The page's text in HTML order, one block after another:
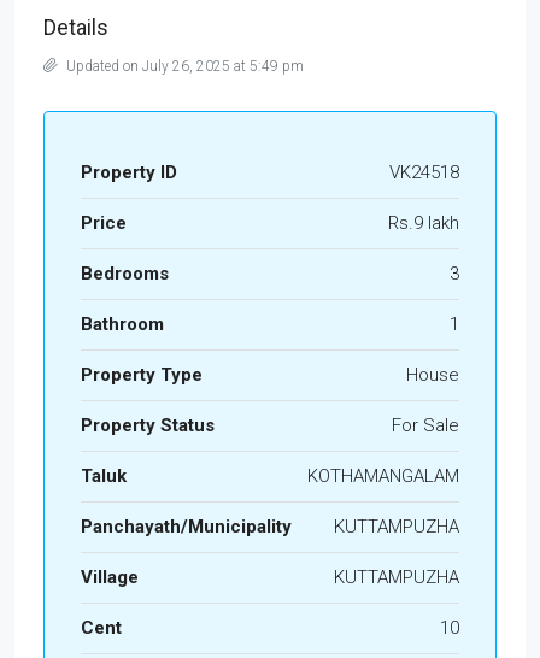
Details
Updated on July 26, 2025 at 5:49 pm
Property ID VK24518
Price Rs.9 lakh
Bedrooms 3
Bathroom 1
Property Type House
Property Status For Sale
Taluk KOTHAMANGALAM
Panchayath/Municipality KUTTAMPUZHA
Village KUTTAMPUZHA
Cent 10